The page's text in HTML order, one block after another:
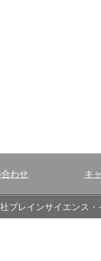
わせ キ
ブレインサイエンス